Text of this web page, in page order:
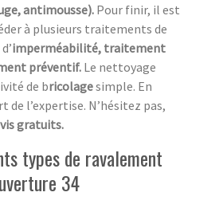
antimousse). Pour finir, il est
à plusieurs traitements de
imperméabilité, traitement
préventif. Le nettoyage
de bricolagesimple. En
de l’expertise. N’hésitez pas,
gratuits.
types de ravalement
34